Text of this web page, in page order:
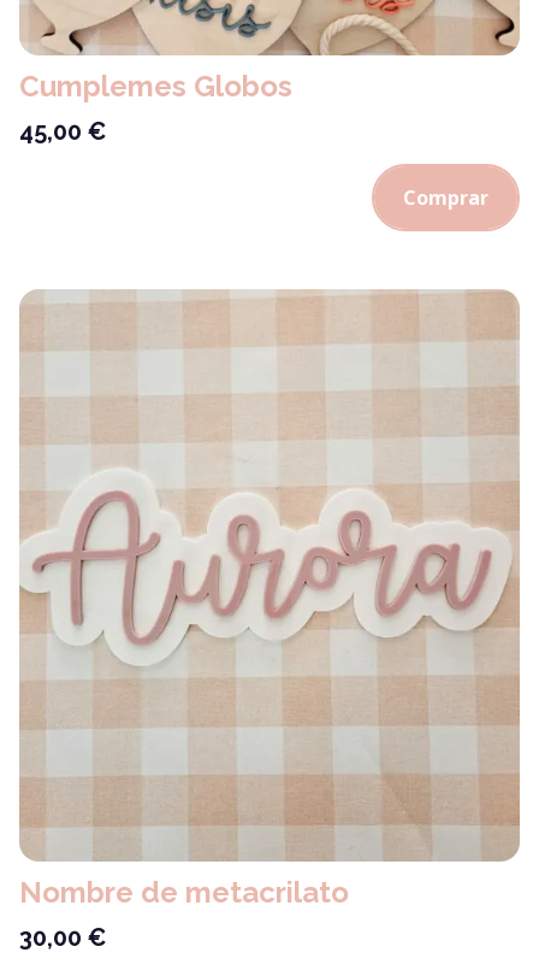
Cumplemes Globos
45,00 €
Comprar
Nombre de metacrilato
30,00 €